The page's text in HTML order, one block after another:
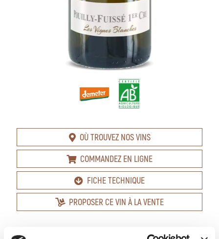
OÙ TROUVEZ NOS VINS
COMMANDEZ EN LIGNE
FICHE TECHNIQUE
PROPOSER CE VIN À LA VENTE
DESCRIPTION